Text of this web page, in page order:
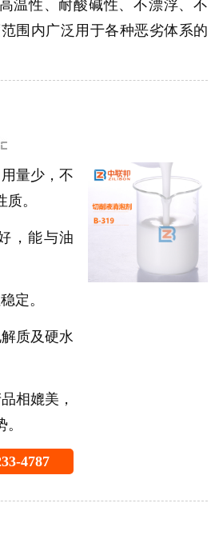
温性、耐酸碱性、不漂浮、不
围内广泛用于各种恶劣体系的
量少，不
。
，能与油
定。
质及硬水
相媲美，
4787